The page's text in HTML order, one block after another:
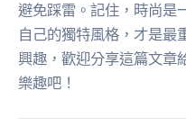
避免踩雷。記住，時尚是
自己的獨特風格，才是最
興趣，歡迎分享這篇文章
樂趣吧！